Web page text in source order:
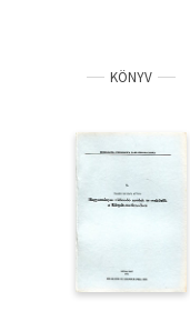
KÖNYV